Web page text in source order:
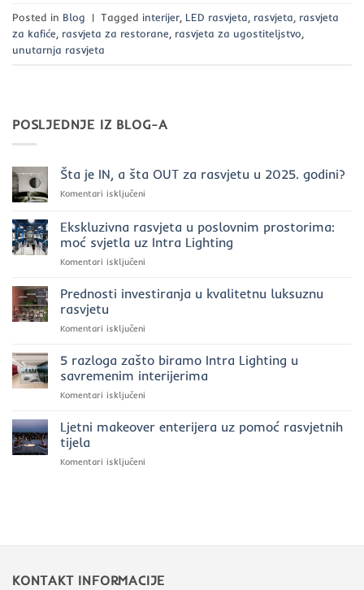
Posted in Blog | Tagged interijer, LED rasvjeta, rasvjeta, rasvjeta
za kafiće, rasvjeta za restorane, rasvjeta za ugostiteljstvo,
unutarnja rasvjeta
POSLJEDNJE IZ BLOG-A
Šta je IN, a šta OUT za rasvjetu u 2025. godini?
Komentari isključeni
IN,
a
za
Ekskluzivna rasvjeta u poslovnim prostorima:
moć svjetla uz Intra Lighting
Komentari isključeni
rasvjeta
svjetla
uz
Prednosti investiranja u kvalitetnu luksuznu
rasvjetu
Komentari isključeni
investiranja
kvalitetnu
5 razloga zašto biramo Intra Lighting u
savremenim interijerima
Komentari isključeni
razloga
Ljetni makeover enterijera uz pomoć rasvjetnih
tijela
Komentari isključeni
KONTAKT INFORMACIJE